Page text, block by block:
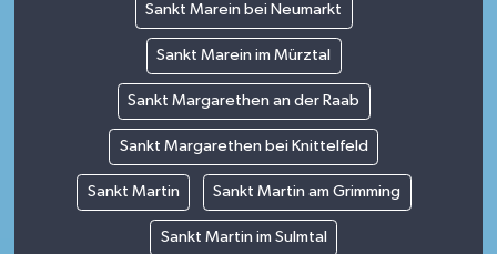
Sankt Marein bei Neumarkt
Sankt Marein im Mürztal
Sankt Margarethen an der Raab
Sankt Margarethen bei Knittelfeld
Sankt Martin Sankt Martin am Grimming
Sankt Martin im Sulmtal